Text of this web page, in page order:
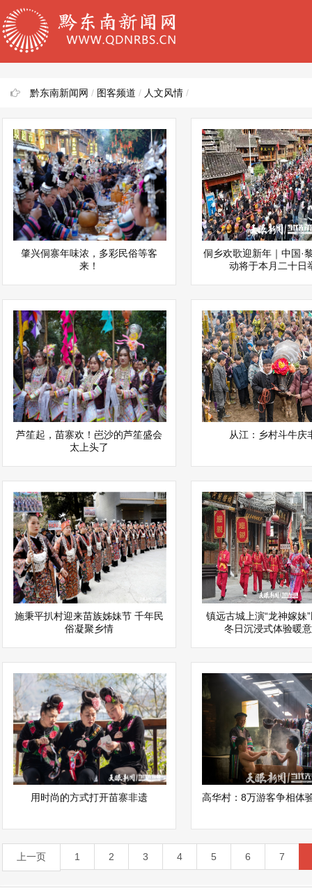
黔东南新闻网 / 图客频道 / 人文风情 /
肇兴侗寨年味浓，多彩民俗等客
来！
侗乡欢歌迎新年｜中国·
动将于本月二十日
芦笙起，苗寨欢！岜沙的芦笙盛会
太上头了
从江：乡村斗牛庆
施秉平扒村迎来苗族姊妹节 千年民
俗凝聚乡情
镇远古城上演“龙神嫁妹
冬日沉浸式体验暖
用时尚的方式打开苗寨非遗 高华村：8万游客争相体
上一页 1 2 3 4 5 6 7